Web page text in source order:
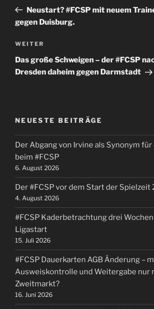
Beitrag
Neustart? #FCSP mit neuem
gegen Duisburg.
Nächster
Beitrag
WEITER
Das große Schweigen – der #FCSP
Dresden daheim gegen Darmstadt
NEUESTE BEITRÄGE
Der Abgang von Irvine als Synonym
beim #FCSP
6. August 2026
Der #FCSP vor dem Start der Spielzeit
4. August 2026
#FCSP Kaderbetrachtung drei
Ligastart
15. Juli 2026
#FCSP Dauerkarten AGB Änderung –
Ausweiskontrolle und Weitergabe nur
Zweitmarkt?
16. Juni 2026